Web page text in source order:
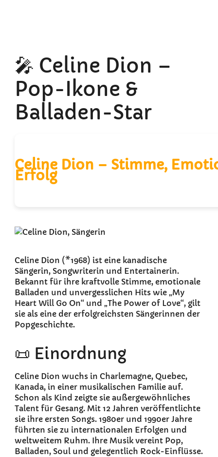
🎤 Celine Dion –
Pop-Ikone &
Balladen-Star
Celine Dion – Stimme,
Erfolg
Celine Dion (*1968) ist eine kanadische
Sängerin, Songwriterin und Entertainerin.
Bekannt für ihre kraftvolle Stimme, emotionale
Balladen und unvergesslichen Hits wie „My
Heart Will Go On“ und „The Power of Love“, gilt
sie als eine der erfolgreichsten Sängerinnen der
Popgeschichte.
📜 Einordnung
Celine Dion wuchs in Charlemagne, Quebec,
Kanada, in einer musikalischen Familie auf.
Schon als Kind zeigte sie außergewöhnliches
Talent für Gesang. Mit 12 Jahren veröffentlichte
sie ihre ersten Songs. 1980er und 1990er Jahre
führten sie zu internationalen Erfolgen und
weltweitem Ruhm. Ihre Musik vereint Pop,
Balladen, Soul und gelegentlich Rock-Einflüsse.